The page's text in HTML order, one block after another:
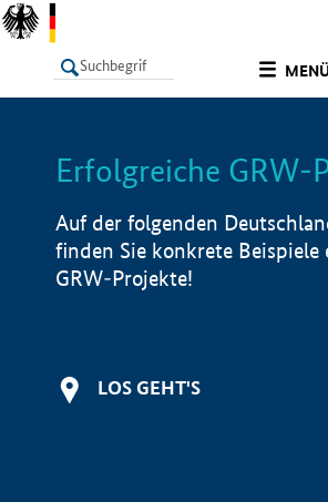
LISTE
Erfolgreiche GRW-
Auf der folgenden
finden Sie konkrete Beispiele
GRW-Projekte!
LOS GEHT'S